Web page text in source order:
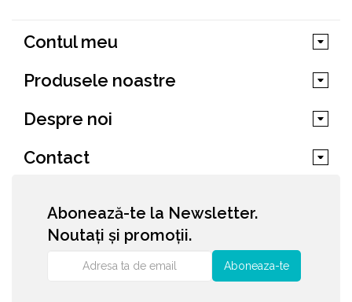
Contul meu
Produsele noastre
Despre noi
Contact
Abonează-te la Newsletter.
Noutați și promoții.
Aboneaza-te